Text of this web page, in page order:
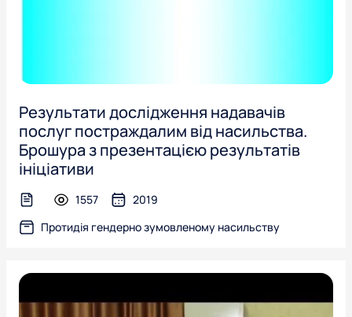
Результати дослідження надавачів
послуг постраждалим від насильства.
Брошура з презентацією результатів
ініціативи
text-file1557
2019
Протидія гендерно зумовленому насильству